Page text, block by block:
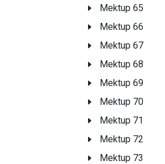
Mektup 65
Mektup 66
Mektup 67
Mektup 68
Mektup 69
Mektup 70
Mektup 71
Mektup 72
Mektup 73